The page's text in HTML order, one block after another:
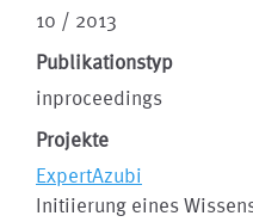
10 / 2013
Publikationstyp
inproceedings
Projekte
ExpertAzubi
Initiierung eines